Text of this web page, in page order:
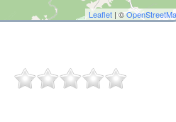
Leaflet | ©